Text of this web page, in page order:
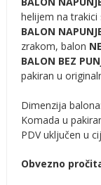
helijem na trakici
BALON
zrakom, balon
BALON BEZ
pakiran u
Dimenzija
Komada u
PDV uključen u
Obvezno